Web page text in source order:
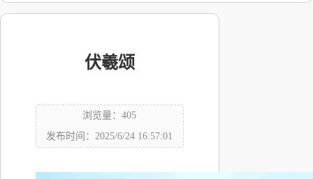
伏羲颂
浏览量：405
发布时间：2025/6/24 16:57:01